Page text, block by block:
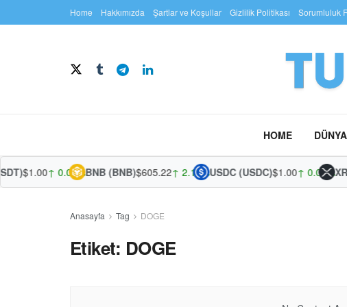
Home Hakkımızda Şartlar ve Koşullar Gizlilik Politikası Sorumluluk
HOME DÜNYA
$1.00↑ 0.02%BNB (BNB)$605.22↑ 2.10%USDC (USDC)$1.00↑ 0.01%
Anasayfa Tag DOGE
Etiket: DOGE